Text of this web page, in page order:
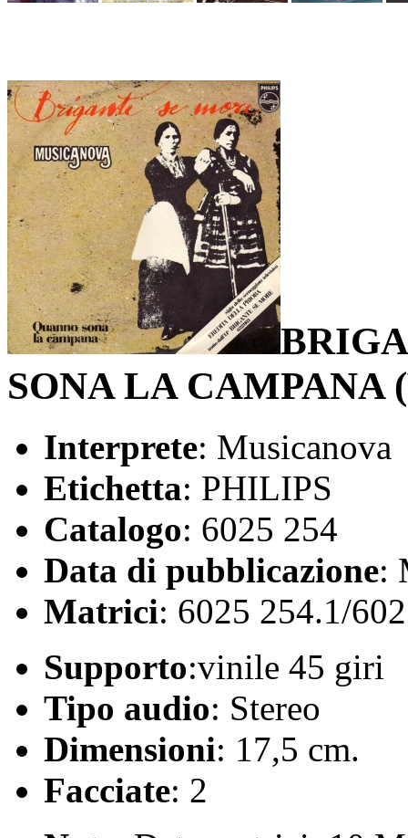
SONA LA CAMPANA
Interprete: Musicanova
Etichetta: PHILIPS
Catalogo: 6025 254
Data di pubblicazione:
Matrici: 6025 254.1/
Supporto:vinile 45 giri
Tipo audio: Stereo
Dimensioni: 17,5 cm.
Facciate: 2